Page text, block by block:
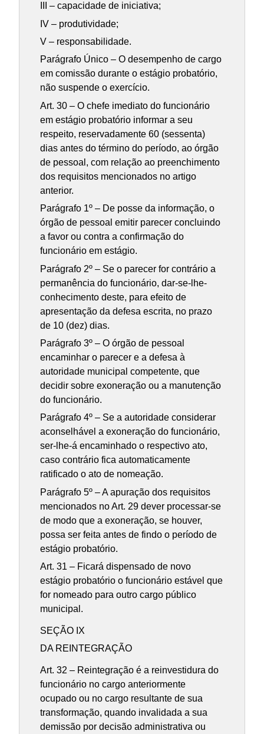
III – capacidade de iniciativa;
IV – produtividade;
V – responsabilidade.
Parágrafo Único – O desempenho de cargo
em comissão durante o estágio probatório,
não suspende o exercício.
Art. 30 – O chefe imediato do funcionário
em estágio probatório informar a seu
respeito, reservadamente 60 (sessenta)
dias antes do término do período, ao órgão
de pessoal, com relação ao preenchimento
dos requisitos mencionados no artigo
anterior.
Parágrafo 1º – De posse da informação, o
órgão de pessoal emitir parecer concluindo
a favor ou contra a confirmação do
funcionário em estágio.
Parágrafo 2º – Se o parecer for contrário a
permanência do funcionário, dar-se-lhe-
conhecimento deste, para efeito de
apresentação da defesa escrita, no prazo
de 10 (dez) dias.
Parágrafo 3º – O órgão de pessoal
encaminhar o parecer e a defesa à
autoridade municipal competente, que
decidir sobre exoneração ou a manutenção
do funcionário.
Parágrafo 4º – Se a autoridade considerar
aconselhável a exoneração do funcionário,
ser-lhe-á encaminhado o respectivo ato,
caso contrário fica automaticamente
ratificado o ato de nomeação.
Parágrafo 5º – A apuração dos requisitos
mencionados no Art. 29 dever processar-se
de modo que a exoneração, se houver,
possa ser feita antes de findo o período de
estágio probatório.
Art. 31 – Ficará dispensado de novo
estágio probatório o funcionário estável que
for nomeado para outro cargo público
municipal.
SEÇÃO IX
DA REINTEGRAÇÃO
Art. 32 – Reintegração é a reinvestidura do
funcionário no cargo anteriormente
ocupado ou no cargo resultante de sua
transformação, quando invalidada a sua
demissão por decisão administrativa ou